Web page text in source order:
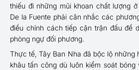
thiếu đi những mũi khoan chất lượng
De la Fuente phải cân nhắc các
điều chỉnh cách tiếp cận trận đấu để
phòng ngự đối phương.
Thực tế, Tây Ban Nha đã bộc lộ những
khâu tấn công dù luôn kiểm soát